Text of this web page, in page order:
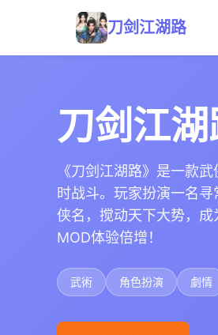
刀剑江湖路
刀剑江
《刀剑江湖路》是一款
时战斗。玩家扮演一名
侠名，搅动天下大势，
MOD体验倍增！
武術 角色扮演 劇情